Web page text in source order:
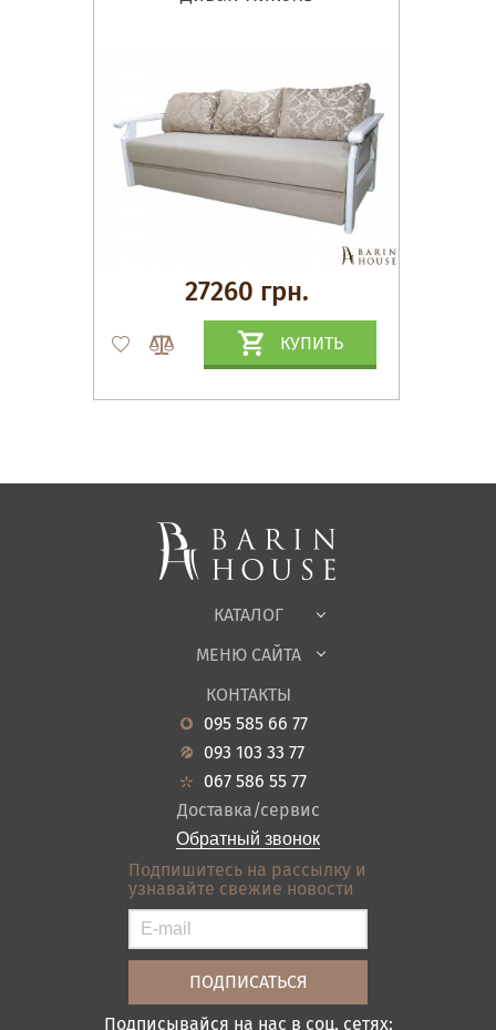
27260 грн.
КУПИТЬ
КАТАЛОГ
Спальни, Кровати
Корпусная мебель
Офисная мебель
Садовая мебель
Гостиная
Кухня
Прихожие
Ванная
Акции
МЕНЮ САЙТА
Новости
Гарантия
Кредит
Оплата и доставка
Отзывы
Контакты
Карта сайта
Условия покупки
КОНТАКТЫ
095 585 66 77
093 103 33 77
067 586 55 77
Доставка/сервис
Обратный звонок
Подпишитесь на рассылку и
узнавайте свежие новости
Подписывайся на нас в соц. сетях: